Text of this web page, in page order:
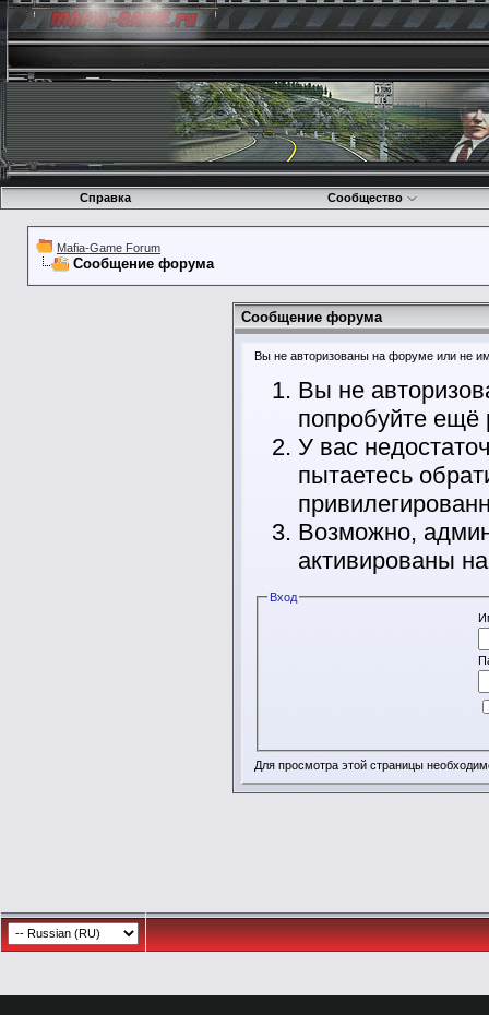
Справка Сообщество
Mafia-Game Forum
Сообщение форума
Сообщение форума
Вы не авторизованы на форуме или не
Вы не
попробуйте ещё
У вас
пытаетесь
Возможно,
активированы
Вход
Для просмотра этой страницы